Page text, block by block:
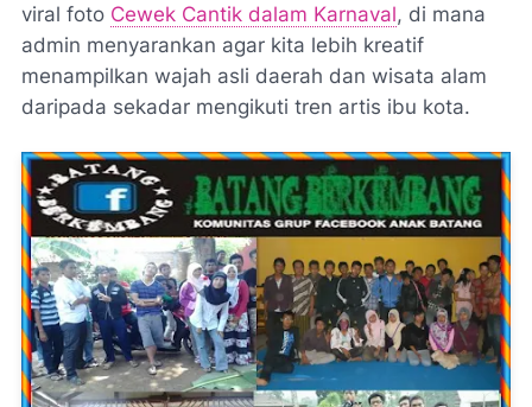
viral foto Cewek Cantik dalam Karnaval, di mana
admin menyarankan agar kita lebih kreatif
menampilkan wajah asli daerah dan wisata alam
daripada sekadar mengikuti tren artis ibu kota.